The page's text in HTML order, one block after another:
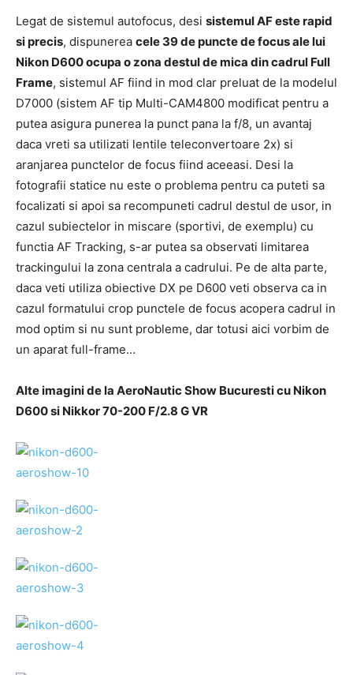
Legat de sistemul autofocus, desi sistemul AF este rapid
si precis, dispunerea cele 39 de puncte de focus ale lui
Nikon D600 ocupa o zona destul de mica din cadrul Full
Frame, sistemul AF fiind in mod clar preluat de la modelul
D7000 (sistem AF tip Multi-CAM4800 modificat pentru a
putea asigura punerea la punct pana la f/8, un avantaj
daca vreti sa utilizati lentile teleconvertoare 2x) si
aranjarea punctelor de focus fiind aceeasi. Desi la
fotografii statice nu este o problema pentru ca puteti sa
focalizati si apoi sa recompuneti cadrul destul de usor, in
cazul subiectelor in miscare (sportivi, de exemplu) cu
functia AF Tracking, s-ar putea sa observati limitarea
trackingului la zona centrala a cadrului. Pe de alta parte,
daca veti utiliza obiective DX pe D600 veti observa ca in
cazul formatului crop punctele de focus acopera cadrul in
mod optim si nu sunt probleme, dar totusi aici vorbim de
un aparat full-frame…
Alte imagini de la AeroNautic Show Bucuresti cu Nikon
D600 si Nikkor 70-200 F/2.8 G VR